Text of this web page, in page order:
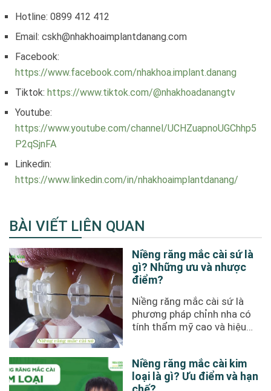
Hotline: 0899 412 412
Email: cskh@nhakhoaimplantdanang.com
Facebook:
https://www.facebook.com/nhakhoa.implant.danang
Tiktok: https://www.tiktok.com/@nhakhoadanangtv
Youtube:
https://www.youtube.com/channel/UCHZuapnoUGChhp5
P2qSjnFA
Linkedin:
https://www.linkedin.com/in/nhakhoaimplantdanang/
BÀI VIẾT LIÊN QUAN
Niềng răng mắc cài sứ là
gì? Những ưu và nhược
điểm?
Niềng răng mắc cài sứ là
phương pháp chỉnh nha có
tính thẩm mỹ cao và hiệu
Niềng răng mắc cài kim
loại là gì? Ưu điểm và hạn